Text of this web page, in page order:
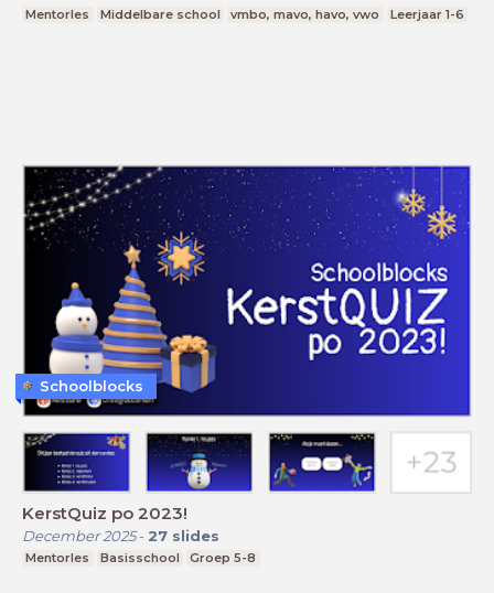
Mentorles Middelbare school vmbo, mavo, havo, vwo Leerjaar 1-6
KerstQuiz po 2023!
December 2025- 27 slides
Mentorles Basisschool Groep 5-8
Schoolblocks